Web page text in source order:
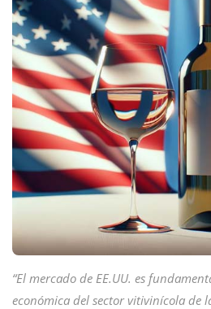
“El mercado de EE.UU. es
económica del sector vitivinícola de